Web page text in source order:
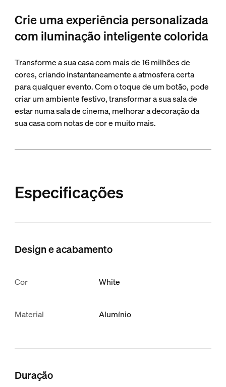
Crie uma experiência personalizada
com iluminação inteligente colorida
Transforme a sua casa com mais de 16 milhões de
cores, criando instantaneamente a atmosfera certa
para qualquer evento. Com o toque de um botão, pode
criar um ambiente festivo, transformar a sua sala de
estar numa sala de cinema, melhorar a decoração da
sua casa com notas de cor e muito mais.
Especificações
Design e acabamento
Cor White
Material Alumínio
Duração